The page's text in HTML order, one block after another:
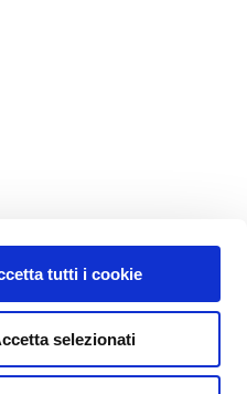
tutti i cookie
selezionati